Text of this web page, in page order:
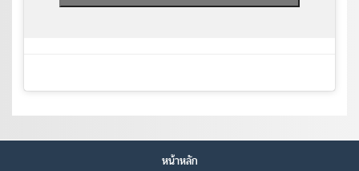
หน้าหลัก